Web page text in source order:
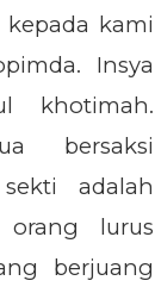
kami
Insya
khotimah.
bersaksi
adalah
lurus
berjuang